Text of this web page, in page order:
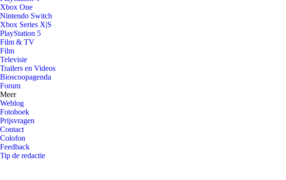
Xbox One
Nintendo Switch
Xbox Series X|S
PlayStation 5
Film & TV
Film
Televisie
Trailers en Videos
Bioscoopagenda
Forum
Meer
Weblog
Fotoboek
Prijsvragen
Contact
Colofon
Feedback
Tip de redactie